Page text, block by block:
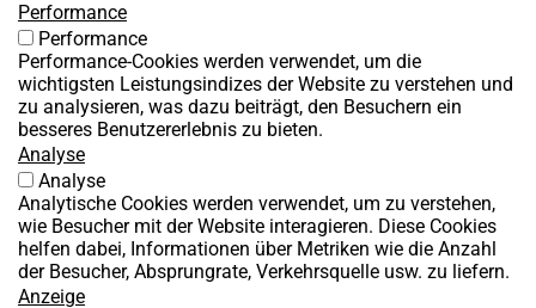
Performance
Performance
Performance-Cookies werden verwendet, um die
wichtigsten Leistungsindizes der Website zu verstehen und
zu analysieren, was dazu beiträgt, den Besuchern ein
besseres Benutzererlebnis zu bieten.
Analyse
Analyse
Analytische Cookies werden verwendet, um zu verstehen,
wie Besucher mit der Website interagieren. Diese Cookies
helfen dabei, Informationen über Metriken wie die Anzahl
der Besucher, Absprungrate, Verkehrsquelle usw. zu liefern.
Anzeige